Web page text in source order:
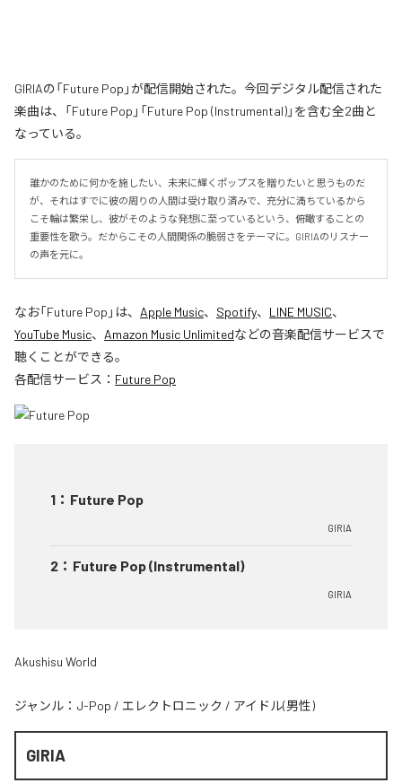
GIRIAの「Future Pop」が配信開始された。今回デジタル配信された
楽曲は、「Future Pop」「Future Pop (Instrumental)」を含む全2曲と
なっている。
誰かのために何かを施したい、未来に輝くポップスを贈りたいと思うものだ
が、それはすでに彼の周りの人間は受け取り済みで、充分に満ちているから
こそ輪は繁栄し、彼がそのような発想に至っているという、俯瞰することの
重要性を歌う。だからこその人間関係の脆弱さをテーマに。GIRIAのリスナー
の声を元に。
なお「Future Pop 」は、 Apple Music、 Spotify、 LINE MUSIC、
YouTube Music、 Amazon Music Unlimitedなどの音楽配信サービスで
聴くことができる。
各配信サービス： Future Pop
1 ： Future Pop
GIRIA
2 ： Future Pop (Instrumental)
GIRIA
Akushisu World
ジャンル： J-Pop / エレクトロニック / アイドル(男性)
GIRIA